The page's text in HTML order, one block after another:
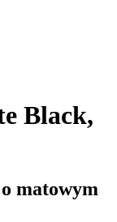
Black,
matowym